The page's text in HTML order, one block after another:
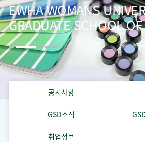
EWHA WOMANS
GRADUATE SCHOOL
공지사항
GSD소식
취업정보